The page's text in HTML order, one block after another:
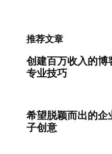
推荐文章
创建百万收入的
专业技巧
希望脱颖而出的
子创意